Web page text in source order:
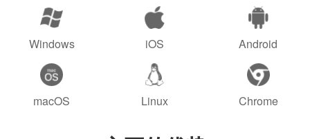
Windows iOS Android
macOS Linux Chrome